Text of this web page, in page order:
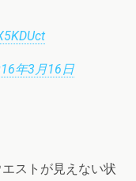
年3月16日
ストが見えない状